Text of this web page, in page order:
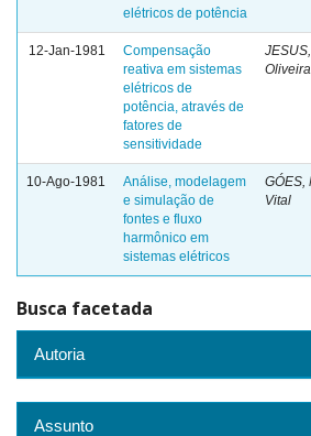
elétricos de potência
12-Jan-1981
Compensação
reativa em sistemas
elétricos de
potência, através de
fatores de
sensitividade
10-Ago-1981
Análise, modelagem
e simulação de
fontes e fluxo
harmônico em
sistemas elétricos
GÓES,
Vital
Busca facetada
Autoria
Assunto